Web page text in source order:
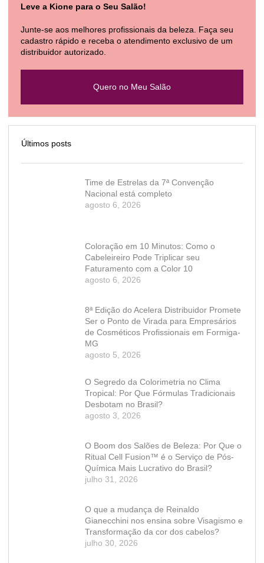
Leve a Kione para o Seu Salão!
Junte-se aos melhores profissionais da beleza. Faça seu
cadastro rápido e receba o atendimento exclusivo de um
distribuidor autorizado.
Quero no Meu Salão
Últimos posts
Time de Estrelas da 7ª Convenção
Nacional está completo
agosto 6, 2026
Coloração em 10 Minutos: Como o
Cabeleireiro Pode Triplicar seu
Faturamento com a Color 10
agosto 6, 2026
8ª Edição do Acelera Distribuidor Promete
Ser o Ponto de Virada para Empresários
de Cosméticos Profissionais em Formiga-
MG
agosto 5, 2026
O Segredo da Colorimetria no Clima
Tropical: Por Que Fórmulas Tradicionais
Desbotam no Brasil?
agosto 3, 2026
O Boom dos Salões de Beleza: Por Que o
Ritual Cell Fusion™ é o Serviço de Pós-
Química Mais Lucrativo do Brasil?
julho 31, 2026
O que a mudança de Reinaldo
Gianecchini nos ensina sobre Visagismo e
Transformação da cor dos cabelos?
julho 30, 2026